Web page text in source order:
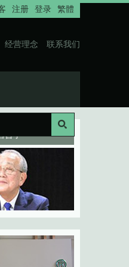
注册 登录 繁體
经营理念 联系我们
哲学